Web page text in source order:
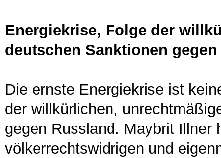
Energiekrise, Folge der
deutschen Sanktionen
Die ernste Energiekrise ist
der willkürlichen,
gegen Russland. Maybrit Illner
völkerrechtswidrigen und